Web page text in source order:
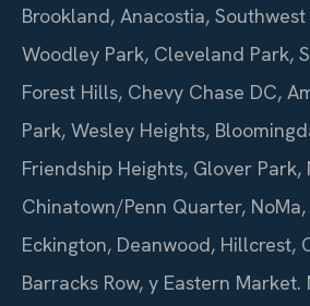
Brookland, Anacostia,
Woodley Park, Cleveland Park,
Forest Hills, Chevy Chase DC,
Park, Wesley Heights,
Friendship Heights, Glover Park,
Chinatown/Penn Quarter,
Eckington, Deanwood, Hillcrest,
Barracks Row, y Eastern